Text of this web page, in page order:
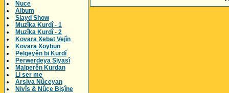
Nuce
Album
Slayd Show
Muzîka Kurdî - 1
Muzîka Kurdî - 2
Kovara Xebat Vejîn
Kovara Xoybun
Pelgeyên bi Kurdî
Perwerdeya Siyasî
Malperên Kurdan
Li ser me
Arsiva Nûceyan
Nivîs & Nûçe Bişîne